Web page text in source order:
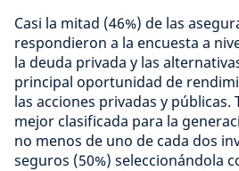
Casi la mitad (46%) de las
respondieron a la encuesta a
la deuda privada y las
principal oportunidad de
las acciones privadas y públicas.
mejor clasificada para la
no menos de uno de cada dos
seguros (50%) seleccionándola